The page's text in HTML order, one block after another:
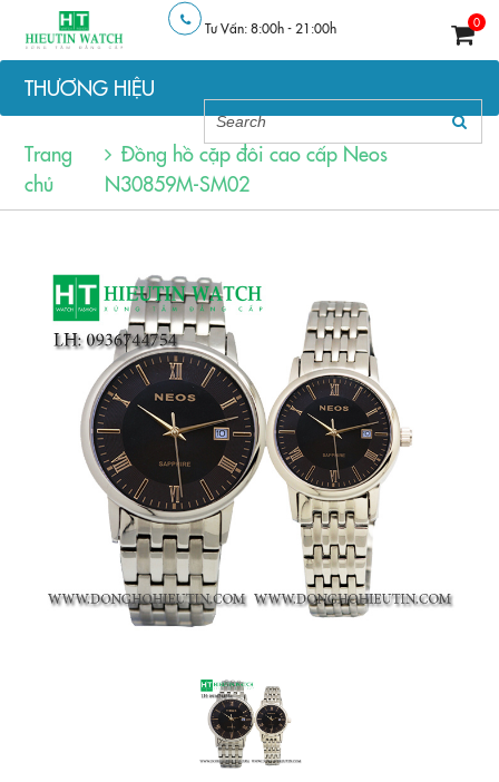
Tư Vấn: 8:00h - 21:00h 0
THƯƠNG HIỆU
Trang
chủ
Đồng hồ cặp đôi cao cấp Neos
N30859M-SM02